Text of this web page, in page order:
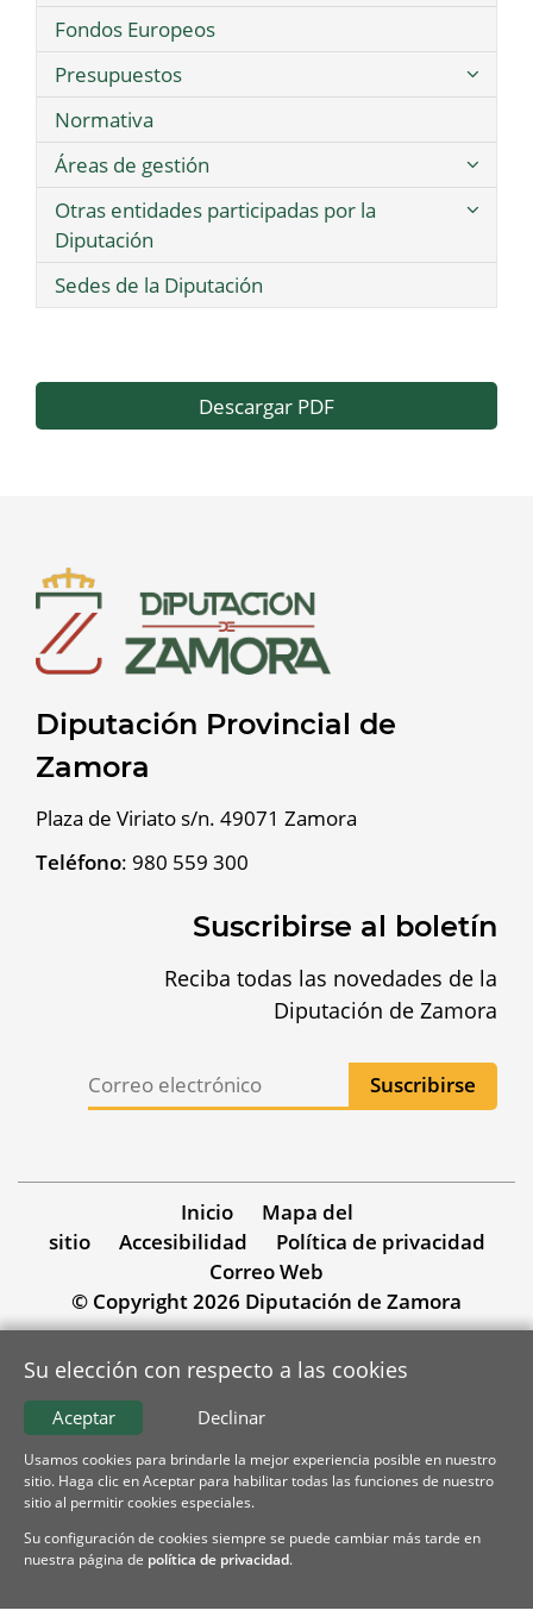
Fondos Europeos
Presupuestos
Normativa
Áreas de gestión
Otras entidades participadas por la
Diputación
Sedes de la Diputación
Descargar PDF
Diputación Provincial de
Zamora
Plaza de Viriato s/n. 49071 Zamora
Teléfono: 980 559 300
Suscribirse al boletín
Reciba todas las novedades de la
Diputación de Zamora
Inicio
Mapa del
sitio
Accesibilidad
Política de privacidad
Correo Web
© Copyright 2026 Diputación de Zamora
Su elección con respecto a las cookies
Declinar
Aceptar
Usamos cookies para brindarle la mejor experiencia posible en nuestro
sitio. Haga clic en Aceptar para habilitar todas las funciones de nuestro
sitio al permitir cookies especiales.
Su configuración de cookies siempre se puede cambiar más tarde en
nuestra página de política de privacidad.